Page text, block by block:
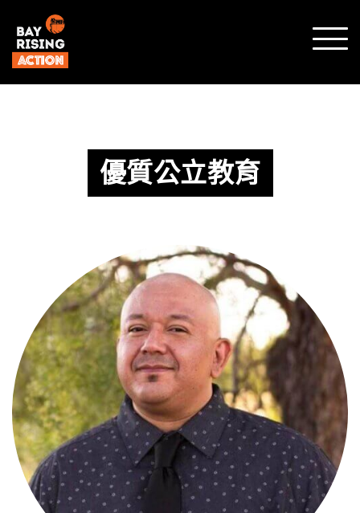
顯示
優質公立教育